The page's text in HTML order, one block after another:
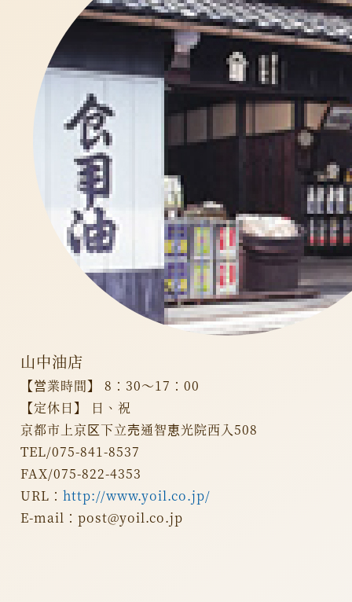
山中油店
【営業時間】 8：30～17：00
【定休日】 日、祝
京都市上京区下立売通智恵光院西入508
TEL/075-841-8537
FAX/075-822-4353
URL： http://www.yoil.co.jp/
E-mail：post@yoil.co.jp